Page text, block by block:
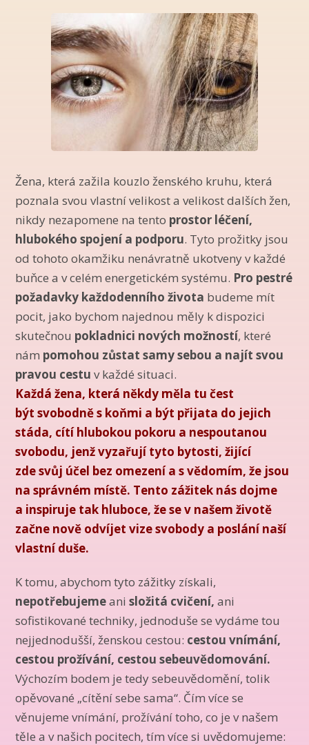
Žena, která zažila kouzlo ženského kruhu, která
poznala svou vlastní velikost a velikost dalších žen,
nikdy nezapomene na tento prostor léčení,
hlubokého spojení a podporu. Tyto prožitky jsou
od tohoto okamžiku nenávratně ukotveny v každé
buňce a v celém energetickém systému. Pro pestré
požadavky každodenního života budeme mít
pocit, jako bychom najednou měly k dispozici
skutečnou pokladnici nových možností, které
nám pomohou zůstat samy sebou a najít svou
pravou cestu v každé situaci.
Každá žena, která někdy měla tu čest
být svobodně s koňmi a být přijata do jejich
stáda, cítí hlubokou pokoru a nespoutanou
svobodu, jenž vyzařují tyto bytosti, žijící
zde svůj účel bez omezení a s vědomím, že jsou
na správném místě. Tento zážitek nás dojme
a inspiruje tak hluboce, že se v našem životě
začne nově odvíjet vize svobody a poslání naší
vlastní duše.
K tomu, abychom tyto zážitky získali,
nepotřebujemeani složitá cvičení, ani
sofistikované techniky, jednoduše se vydáme tou
nejjednodušší, ženskou cestou: cestou vnímání,
cestou prožívání, cestou sebeuvědomování.
Výchozím bodem je tedy sebeuvědomění, tolik
opěvované „cítění sebe sama“. Čím více se
věnujeme vnímání, prožívání toho, co je v našem
těle a v našich pocitech, tím více si uvědomujeme: